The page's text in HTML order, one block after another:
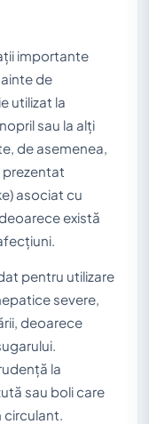
importante
de
utilizat la
sau la alți
de asemenea,
asociat cu
există
pentru utilizare
severe,
deoarece
la
sau boli care